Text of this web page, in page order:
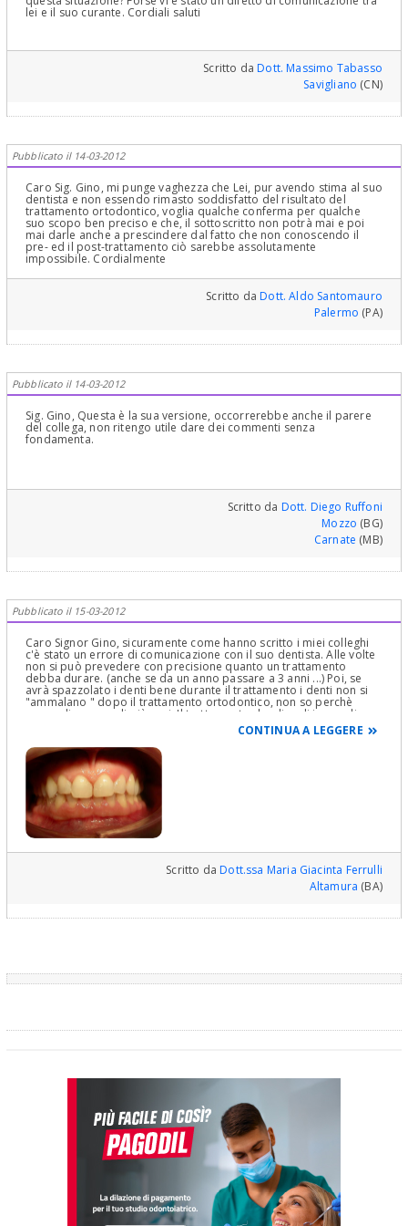
Clinici Complessi ed Ortodonzia e Pedodonzia la figlia Claudia
Petti, in Cagliari.
lei e il suo curante. Cordiali saluti
Scritto daDott. Massimo Tabasso
Savigliano (CN)
Pubblicato il 14-03-2012
Caro Sig. Gino, mi punge vaghezza che Lei, pur avendo stima al suo
dentista e non essendo rimasto soddisfatto del risultato del
trattamento ortodontico, voglia qualche conferma per qualche
suo scopo ben preciso e che, il sottoscritto non potrà mai e poi
mai darle anche a prescindere dal fatto che non conoscendo il
pre- ed il post-trattamento ciò sarebbe assolutamente
impossibile. Cordialmente
Scritto daDott. Aldo Santomauro
Palermo (PA)
Pubblicato il 14-03-2012
Sig. Gino, Questa è la sua versione, occorrerebbe anche il parere
del collega, non ritengo utile dare dei commenti senza
fondamenta.
Scritto da Dott. Diego Ruffoni
Mozzo (BG)
Carnate (MB)
Pubblicato il 15-03-2012
Caro Signor Gino, sicuramente come hanno scritto i miei colleghi
c'è stato un errore di comunicazione con il suo dentista. Alle volte
non si può prevedere con precisione quanto un trattamento
debba durare. (anche se da un anno passare a 3 anni ...) Poi, se
avrà spazzolato i denti bene durante il trattamento i denti non si
"ammalano " dopo il trattamento ortodontico, non so perchè
pensa di non averli più sani. Il trattamento che dice di ingrandire
alcuni denti è una procedura collaudata che in alcuni casi si fa
anche dopo il trattamento ortodontico, non è invalidante e non
intacca i denti. L'unica cosa che, almeno io mi comporto così, lo
dico prima di cominciare il trattamento ortodontico. Forse il suo
dentista non ci aveva pensato o non lo aveva previsto, tuttavia se
starà bene esteticamente è consigliabile farlo. Potrebbe chiedere
al suo dentista di farle la "ceratura diagnostica" ossia le prende le
impronte dei denti e sui modelli "gli ingrandisce i denti" così come
pensa di farlo in bocca; glielo mostra e lei decide se farlo o no. Le
allego una foto di una paziente alla quale ho fatto questo
CONTINUA A LEGGERE
Scritto daDott.ssa Maria Giacinta Ferrulli
Altamura (BA)